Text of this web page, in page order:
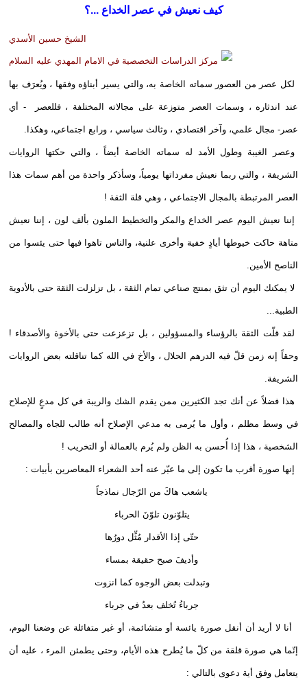
كيف نعيش في عصر الخداع ...؟
الشيخ حسين الأسدي
لكل عصر من العصور سماته الخاصة به، والتي يسير أبناؤه وفقها ، ويُعرَف بها
عند اندثاره ، وسمات العصر متوزعة على مجالاته المختلفة ، فللعصر - أي
عصر- مجال علمي، وآخر اقتصادي ، وثالث سياسي ، ورابع اجتماعي، وهكذا.
وعصر الغيبة وطول الأمد له سماته الخاصة أيضاً ، والتي حكتها الروايات
الشريفة ، والتي ربما نعيش مفرداتها يومياً، وسأذكر واحدة من أهم سمات هذا
العصر المرتبطة بالمجال الاجتماعي ، وهي قلة الثقة !
إننا نعيش اليوم عصر الخداع والمكر والتخطيط الملون بألف لون ، إننا نعيش
متاهة حاكت خيوطها أيادٍ خفية وأخرى علنية، والناس تاهوا فيها حتى يئسوا من
الناصح الأمين.
لا يمكنك اليوم أن تثق بمنتج صناعي تمام الثقة ، بل تزلزلت الثقة حتى بالأدوية
الطبية...
لقد قلّت الثقة بالرؤساء والمسؤولين ، بل تزعزعت حتى بالأخوة والأصدقاء !
وحقاً إنه زمن قلّ فيه الدرهم الحلال ، والأخ في الله كما تناقلته بعض الروايات
الشريفة.
هذا فضلاً عن أنك تجد الكثيرين ممن يقدم الشك والريبة في كل مدعٍ للإصلاح
في وسط مظلم ، وأول ما يُرمى به مدعي الإصلاح أنه طالب للجاه والمصالح
الشخصية ، هذا إذا أُحسن به الظن ولم يُرم بالعمالة أو التخريب !
إنها صورة أقرب ما تكون إلى ما عبّر عنه أحد الشعراء المعاصرين بأبيات :
ياشعب هاكَ من الرّجال نماذجاً
يتلوّنون تلوّنَ الحرباء
حتّى إذا الأقدار مُثِّل دورُها
وأديفَ صبح حقيقة بمساء
وتبدلت بعض الوجوه كما انزوت
جرباءُ تُخلف بعدُ في جرباء
أنا لا أريد أن أنقل صورة يائسة أو متشائمة، أو غير متفائلة عن وضعنا اليوم،
إنّما هي صورة قلقة من كلّ ما يُطرح هذه الأيام، وحتى يطمئن المرء ، عليه أن
يتعامل وفق أية دعوى بالتالي :